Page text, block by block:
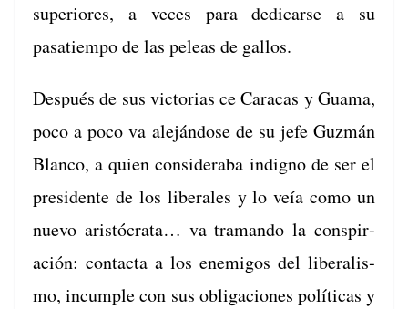
supe­ri­ores, a veces para dedi­carse a su
pasatiem­po de las peleas de gallos.
Después de sus vic­to­rias ce Cara­cas y Gua­ma,
poco a poco va ale­ján­dose de su jefe Guzmán
Blan­co, a quien con­sid­er­a­ba indig­no de ser el
pres­i­dente de los lib­erales y lo veía como un
nue­vo aristócra­ta… va tra­man­do la con­spir­
ación: con­tac­ta a los ene­mi­gos del lib­er­al­is­
mo, incumple con sus obliga­ciones políti­cas y